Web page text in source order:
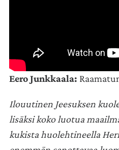
Eero Junkkaala:
Ilouutinen Jeesuksen
lisäksi koko luotua
kukista huolehtineella